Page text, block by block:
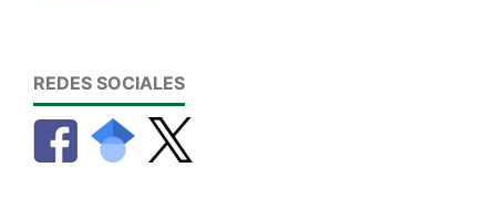
REDES SOCIALES